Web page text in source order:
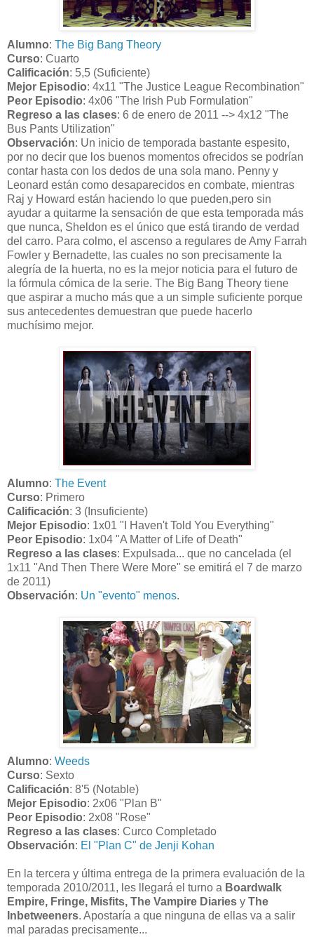
Alumno: The Big Bang Theory
Curso: Cuarto
Calificación: 5,5 (Suficiente)
Mejor Episodio: 4x11 "The Justice League Recombination"
Peor Episodio: 4x06 "The Irish Pub Formulation"
Regreso a las clases: 6 de enero de 2011 --> 4x12 "The
Bus Pants Utilization"
Observación: Un inicio de temporada bastante espesito,
por no decir que los buenos momentos ofrecidos se podrían
contar hasta con los dedos de una sola mano. Penny y
Leonard están como desaparecidos en combate, mientras
Raj y Howard están haciendo lo que pueden,pero sin
ayudar a quitarme la sensación de que esta temporada más
que nunca, Sheldon es el único que está tirando de verdad
del carro. Para colmo, el ascenso a regulares de Amy Farrah
Fowler y Bernadette, las cuales no son precisamente la
alegría de la huerta, no es la mejor noticia para el futuro de
la fórmula cómica de la serie. The Big Bang Theory tiene
que aspirar a mucho más que a un simple suficiente porque
sus antecedentes demuestran que puede hacerlo
muchísimo mejor.
Alumno: The Event
Curso: Primero
Calificación: 3 (Insuficiente)
Mejor Episodio: 1x01 "I Haven't Told You Everything"
Peor Episodio: 1x04 "A Matter of Life of Death"
Regreso a las clases: Expulsada... que no cancelada (el
1x11 "And Then There Were More" se emitirá el 7 de marzo
de 2011)
Observación: Un "evento" menos.
Alumno: Weeds
Curso: Sexto
Calificación: 8'5 (Notable)
Mejor Episodio: 2x06 "Plan B"
Peor Episodio: 2x08 "Rose"
Regreso a las clases: Curco Completado
Observación: El "Plan C" de Jenji Kohan
En la tercera y última entrega de la primera evaluación de la
temporada 2010/2011, les llegará el turno a Boardwalk
Empire, Fringe, Misfits, The Vampire Diaries y The
Inbetweeners. Apostaría a que ninguna de ellas va a salir
mal paradas precisamente...